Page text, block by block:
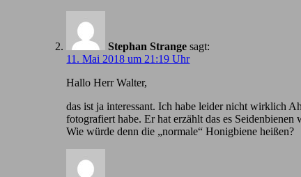
Stephan Strange sagt:
11. Mai 2018 um 21:19 Uhr
Hallo Herr Walter,
das ist ja interessant. Ich habe leider nicht wirklich
fotografiert habe. Er hat erzählt das es Seidenbienen
Wie würde denn die „normale“ Honigbiene heißen?